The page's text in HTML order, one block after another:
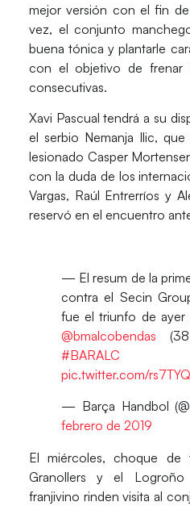
mejor versión con el fin
vez, el conjunto
buena tónica y plantarle
con el objetivo de frenar
consecutivas.
Xavi Pascual tendrá a su
el serbio Nemanja Ilic, que
lesionado Casper
con la duda de los
Vargas, Raúl Entrerríos y
reservó en el encuentro
— El resum de la
contra el Secin
fue el triunfo de ayer
@bmalcobendas
#BARALC
pic.twitter.com/
— Barça Handbol
febrero de 2019
El miércoles, choque de
Granollers y el
franjivino rinden visita al